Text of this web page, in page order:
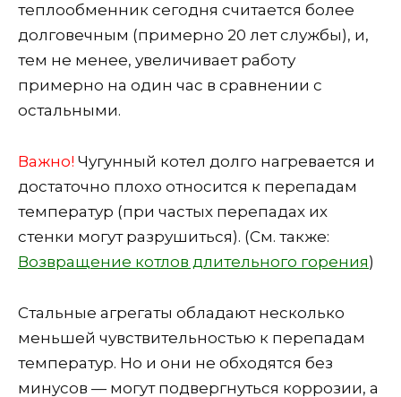
теплообменник сегодня считается более
долговечным (примерно 20 лет службы), и,
тем не менее, увеличивает работу
примерно на один час в сравнении с
остальными.
Важно! Чугунный котел долго нагревается и
достаточно плохо относится к перепадам
температур (при частых перепадах их
стенки могут разрушиться). (См. также:
Возвращение котлов длительного горения)
Стальные агрегаты обладают несколько
меньшей чувствительностью к перепадам
температур. Но и они не обходятся без
минусов — могут подвергнуться коррозии, а